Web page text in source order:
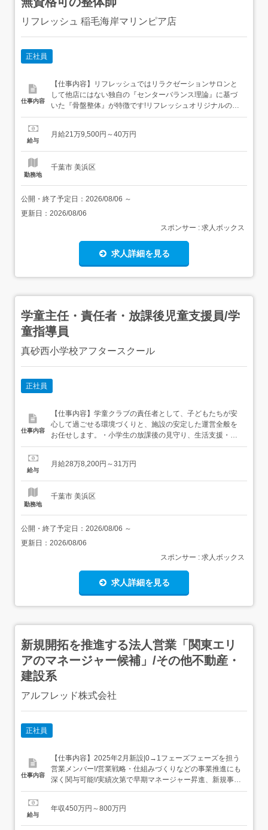
リフレッシュ 稲毛海岸マリンピア店
正社員
仕事内容
【仕事内容】リフレッシュではリラクゼーションサロンと
して他店にはない独自の『センターバランス理論』に基づ
いた『骨盤整体』が特徴です!リフレッシュオリジナルの骨
盤ベルトを使用し、骨盤周りの筋肉を揺らしたりストレッ
にも、 にゅう突筋ほぐし 眼精疲労ケア ドライヘッドスパ
給与
月給21万9,500円～40万円
勤務地
千葉市 美浜区
公開・終了予定日： 2026/08/06 ～
更新日： 2026/08/06
スポンサー : 求人ボックス
求人詳細を見る
学童主任・責任者・放課後児童支援員/学
童指導員
真砂西小学校アフタースクール
正社員
仕事内容
【仕事内容】学童クラブの責任者として、子どもたちが安
心して過ごせる環境づくりと、施設の安定した運営全般を
お任せします。・小学生の放課後の見守り、生活支援・現
場スタッフのフォロー、育成、マネジメント・シフト管
応、相談対応・本部との連携、運営に関する報告・調整 現
給与
月給28万8,200円～31万円
勤務地
千葉市 美浜区
公開・終了予定日： 2026/08/06 ～
更新日： 2026/08/06
スポンサー : 求人ボックス
求人詳細を見る
新規開拓を推進する法人営業「関東エリ
アのマネージャー候補」/その他不動産・
建設系
アルフレッド株式会社
正社員
仕事内容
【仕事内容】2025年2月新設|0→1フェーズフェーズを担う
営業メンバー!/営業戦略・仕組みづくりなどの事業推進にも
深く関与可能!/実績次第で早期マネージャー昇進、新規事業
責任者など、重要ポストも目指せる環境!仕事内容: この求
ンバー→営業×事業推進の両輪を担える・0→1フェーズだ
給与
年収450万円～800万円